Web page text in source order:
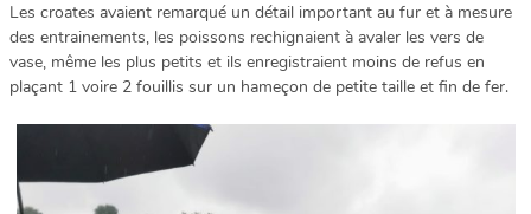
Les croates avaient remarqué un détail important au fur et à mesure
des entrainements, les poissons rechignaient à avaler les vers de
vase, même les plus petits et ils enregistraient moins de refus en
plaçant 1 voire 2 fouillis sur un hameçon de petite taille et fin de fer.